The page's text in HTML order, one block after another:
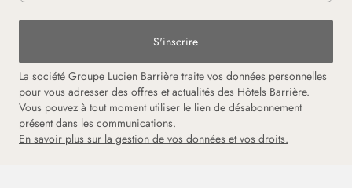
S'inscrire
La société Groupe Lucien Barrière traite vos données personnelles
pour vous adresser des offres et actualités des Hôtels Barrière.
Vous pouvez à tout moment utiliser le lien de désabonnement
présent dans les communications.
En savoir plus sur la gestion de vos données et vos droits.